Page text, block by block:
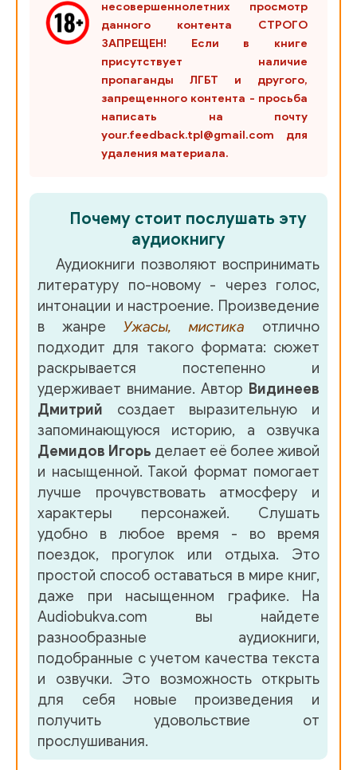
несовершеннолетних просмотр
данного контента СТРОГО
ЗАПРЕЩЕН! Если в книге
присутствует наличие
пропаганды ЛГБТ и другого,
запрещенного контента - просьба
написать на почту
your.feedback.tpl@gmail.com для
удаления материала.
Почему стоит послушать эту
аудиокнигу
Аудиокниги позволяют воспринимать
литературу по-новому - через голос,
интонации и настроение. Произведение
в жанре Ужасы, мистика отлично
подходит для такого формата: сюжет
раскрывается постепенно и
удерживает внимание. Автор Видинеев
Дмитрий создает выразительную и
запоминающуюся историю, а озвучка
Демидов Игорь делает её более живой
и насыщенной. Такой формат помогает
лучше прочувствовать атмосферу и
характеры персонажей. Слушать
удобно в любое время - во время
поездок, прогулок или отдыха. Это
простой способ оставаться в мире книг,
даже при насыщенном графике. На
Audiobukva.com вы найдете
разнообразные аудиокниги,
подобранные с учетом качества текста
и озвучки. Это возможность открыть
для себя новые произведения и
получить удовольствие от
прослушивания.